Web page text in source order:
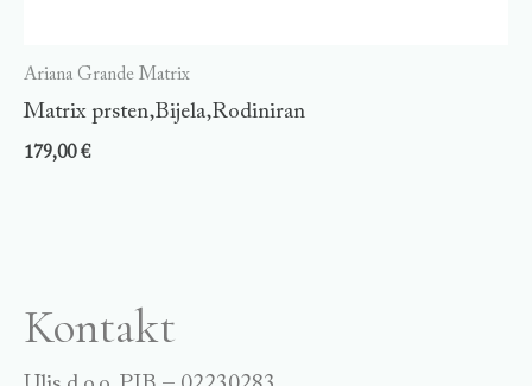
Ariana Grande Matrix
Matrix prsten,Bijela,Rodiniran
179,00€
Kontakt